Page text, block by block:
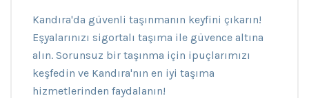
Kandıra'da güvenli taşınmanın keyfini çıkarın!
Eşyalarınızı sigortalı taşıma ile güvence altına
alın. Sorunsuz bir taşınma için ipuçlarımızı
keşfedin ve Kandıra'nın en iyi taşıma
hizmetlerinden faydalanın!